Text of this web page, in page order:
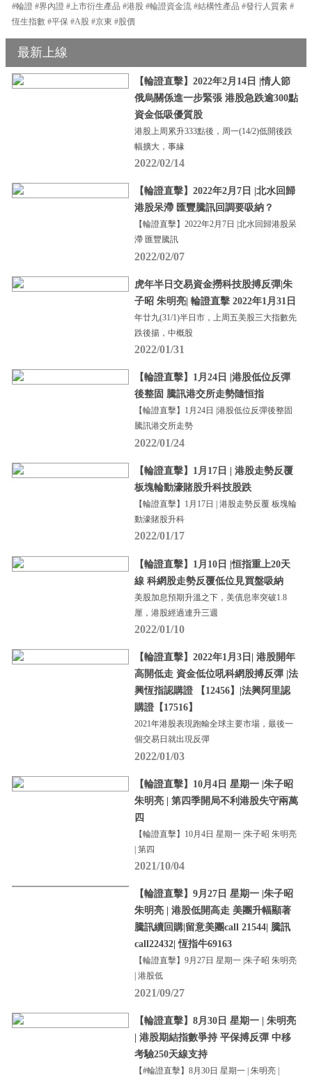
#輪證 #界內證 #上市衍生產品 #港股 #輪證資金流 #結構性產品 #發行人質素 #
恆生指數 #平保 #A股 #京東 #股價
最新上線
【輪證直擊】2022年2月14日 |情人節
俄烏關係進一步緊張 港股急跌逾300點
資金低吸優質股
港股上周累升333點後，周一(14/2)低開後跌
幅擴大，事緣
2022/02/14
【輪證直擊】2022年2月7日 |北水回歸
港股呆滯 匯豐騰訊回調要吸納？
【輪證直擊】2022年2月7日 |北水回歸港股呆
滯 匯豐騰訊
2022/02/07
虎年半日交易資金撈科技股搏反彈|朱
子昭 朱明亮| 輪證直擊 2022年1月31日
年廿九(31/1)半日市，上周五美股三大指數先
跌後揚，中概股
2022/01/31
【輪證直擊】1月24日 |港股低位反彈
後整固 騰訊港交所走勢隨恒指
【輪證直擊】1月24日 |港股低位反彈後整固
騰訊港交所走勢
2022/01/24
【輪證直擊】1月17日 | 港股走勢反覆
板塊輪動濠賭股升科技股跌
【輪證直擊】1月17日 | 港股走勢反覆 板塊輪
動濠賭股升科
2022/01/17
【輪證直擊】1月10日 |恒指重上20天
線 科網股走勢反覆低位見買盤吸納
美股加息預期升溫之下，美債息率突破1.8
厘，港股經過連升三週
2022/01/10
【輪證直擊】2022年1月3日| 港股開年
高開低走 資金低位吼科網股搏反彈 |法
興恆指認購證 【12456】|法興阿里認
購證【17516】
2021年港股表現跑輸全球主要市場，最後一
個交易日就出現反彈
2022/01/03
【輪證直擊】10月4日 星期一 |朱子昭
朱明亮 | 第四季開局不利港股失守兩萬
四
【輪證直擊】10月4日 星期一 |朱子昭 朱明亮
| 第四
2021/10/04
【輪證直擊】9月27日 星期一 |朱子昭
朱明亮 | 港股低開高走 美團升幅顯著
騰訊續回購|留意美團call 21544| 騰訊
call22432| 恆指牛69163
【輪證直擊】9月27日 星期一 |朱子昭 朱明亮
| 港股低
2021/09/27
【輪證直擊】8月30日 星期一 | 朱明亮
| 港股期結指數爭持 平保搏反彈 中移
考驗250天線支持
【#輪證直擊】8月30日 星期一 | 朱明亮 |